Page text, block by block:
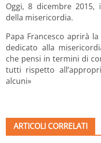
Oggi, 8 dicembre
della misericordia.
Papa Francesco aprirà
dedicato alla
che pensi in termini di
tutti rispetto
alcuni»
ARTICOLI CORRELATI